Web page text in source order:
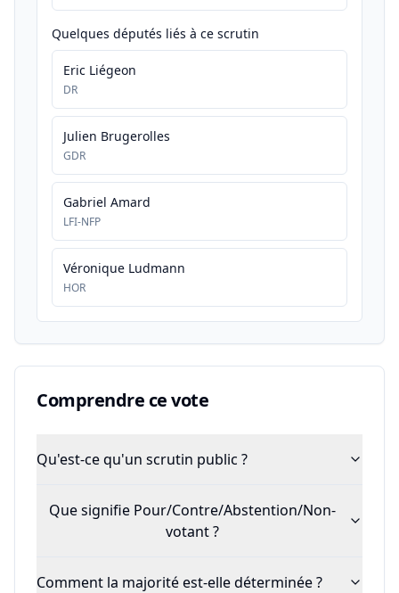
Quelques députés liés à ce scrutin
Eric Liégeon
DR
Julien Brugerolles
GDR
Gabriel Amard
LFI-NFP
Véronique Ludmann
HOR
Comprendre ce vote
Qu'est-ce qu'un scrutin public ?
Que signifie Pour/Contre/Abstention/Non-
votant ?
Comment la majorité est-elle déterminée ?